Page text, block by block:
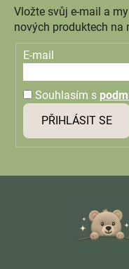
Vložte svůj e-mail a
nových produktech na
E-mail
Souhlasím s
PŘIHLÁSIT SE